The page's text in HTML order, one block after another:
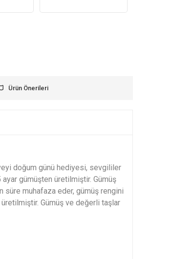
Ürün Önerileri
doğum günü hediyesi, sevgililer
gümüşten üretilmiştir. Gümüş
süre muhafaza eder, gümüş rengini
Gümüş ve değerli taşlar